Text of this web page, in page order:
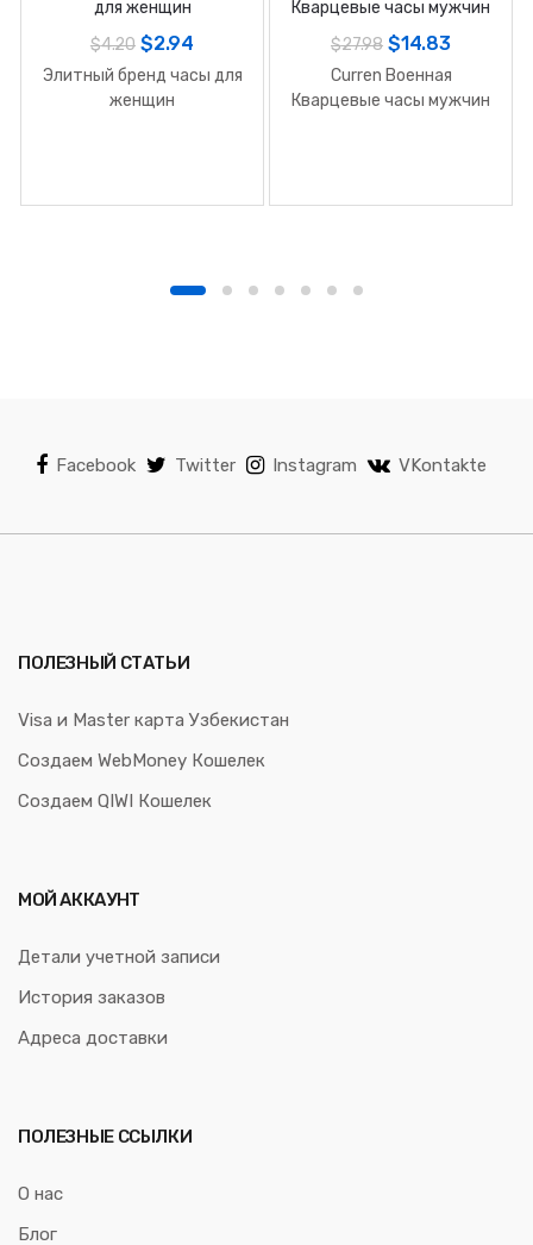
$4.20 $2.94
Элитный бренд часы для
женщин
$27.98 $14.83
Сurren Военная
Кварцевые часы мужчин
Facebook Twitter Instagram VKontakte
ПОЛЕЗНЫЙ СТАТЬИ
Visa и Master карта Узбекистан
Создаем WebMoney Кошелек
Создаем QIWI Кошелек
МОЙ АККАУНТ
Детали учетной записи
История заказов
Адреса доставки
ПОЛЕЗНЫЕ ССЫЛКИ
О нас
Блог